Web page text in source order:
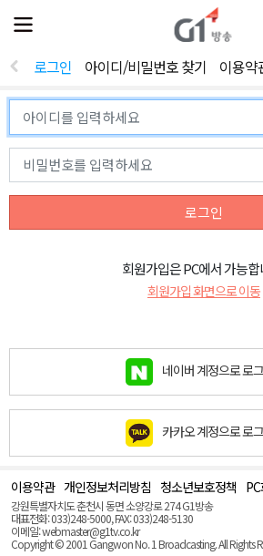
전
체
뉴
열
로그인 아이디/비밀번호 찾기 이용약
로그인
회원가입은 PC에서 가능
회원가입 화면으로 이동
네이버 계정으로 로
카카오 계정으로 로
이용약관 개인정보처리방침 청소년보호정책
강원특별자치도 춘천시 동면 소양강로 274 G1방송
대표전화: 033)248-5000, FAX: 033)248-5130
이메일: webmaster@g1tv.co.kr
Copyright © 2001 Gangwon No. 1 Broadcasting. All Rights